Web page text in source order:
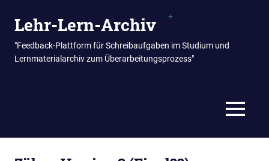
InhaltLehr-Lern-Archiv
"Feedback-Plattform für Schreibaufgaben im Studium und
Lernmaterialarchiv zum Überarbeitungsprozess"
MENÜ